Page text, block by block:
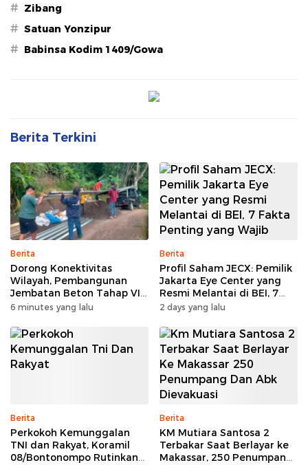
# Zibang
# Satuan Yonzipur
# Babinsa Kodim 1409/Gowa
Berita Terkini
Berita
Dorong Konektivitas
Wilayah, Pembangunan
Jembatan Beton Tahap VI
Kodim 1409/Gowa Mulai
6 minutes yang lalu
Berita
Profil Saham JECX: Pemilik
Jakarta Eye Center yang
Resmi Melantai di BEI, 7
Fakta Penting yang Wajib
2 days yang lalu
Berita
Perkokoh Kemunggalan
TNI dan Rakyat, Koramil
08/Bontonompo Rutinkan
Berita
KM Mutiara Santosa 2
Terbakar Saat Berlayar ke
Makassar, 250 Penumpang